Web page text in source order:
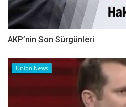
AKP’nin Son Sürgünleri
Union News